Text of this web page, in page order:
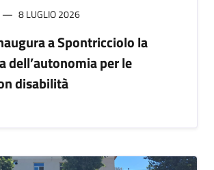
8 LUGLIO 2026
a Spontricciolo la
dell’autonomia per le
disabilità